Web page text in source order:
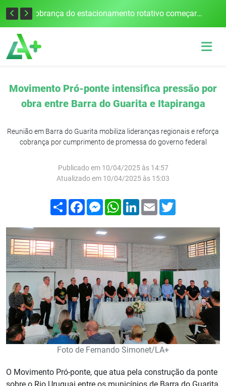
Empresário mantido como refém morre em acidente após assalto em Cerro Largo Cobrança do estacionamento rotativo começará em 10 dias em Frederico Westphalen
Movimento Pró-ponte intensifica pressão por
obra entre Barra do Guarita e Itapiranga
Reunião em Barra do Guarita mobiliza lideranças regionais e reforça
cobrança por cumprimento de promessa do governo federal
Publicado em 10/04/2025 às 14:57
Atualizado em 10/04/2025 às 15:03
Compartilhar
FacebookMessenger
WhatsApp
LinkedIn
Email
Foto de Fernando Simonet/LA+
O Movimento Pró-ponte, que atua pela construção da ponte